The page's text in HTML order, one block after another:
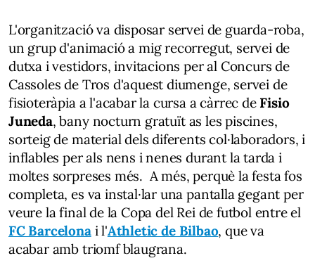
L'organització va disposar servei de guarda-roba,
un grup d'animació a mig recorregut, servei de
dutxa i vestidors, invitacions per al Concurs de
Cassoles de Tros d'aquest diumenge, servei de
fisioteràpia a l'acabar la cursa a càrrec deFisio
Juneda, bany nocturn gratuït as les piscines,
sorteig de material dels diferents col·laboradors, i
inflables per als nens i nenes durant la tarda i
moltes sorpreses més. A més, perquè la festa fos
completa, es va instal·lar una pantalla gegant per
veure la final de la Copa del Rei de futbol entre el
FC Barcelonai l'Athletic de Bilbao, que va
acabar amb triomf blaugrana.